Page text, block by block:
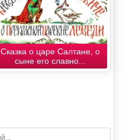
Сказка о царе Салтане, о
сыне его славно...